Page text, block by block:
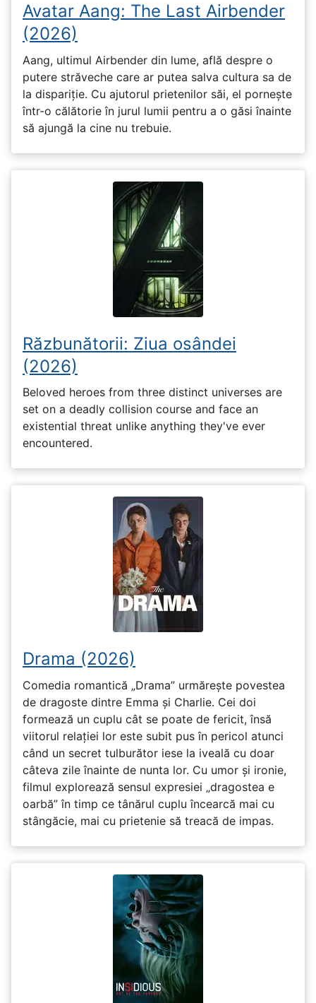
Avatar Aang: The Last Airbender
(2026)
Aang, ultimul Airbender din lume, află despre o
putere străveche care ar putea salva cultura sa de
la dispariție. Cu ajutorul prietenilor săi, el pornește
într-o călătorie în jurul lumii pentru a o găsi înainte
să ajungă la cine nu trebuie.
Răzbunătorii: Ziua osândei
(2026)
Beloved heroes from three distinct universes are
set on a deadly collision course and face an
existential threat unlike anything they've ever
encountered.
Drama (2026)
Comedia romantică „Drama” urmărește povestea
de dragoste dintre Emma și Charlie. Cei doi
formează un cuplu cât se poate de fericit, însă
viitorul relației lor este subit pus în pericol atunci
când un secret tulburător iese la iveală cu doar
câteva zile înainte de nunta lor. Cu umor și ironie,
filmul explorează sensul expresiei „dragostea e
oarbă” în timp ce tânărul cuplu încearcă mai cu
stângăcie, mai cu prietenie să treacă de impas.